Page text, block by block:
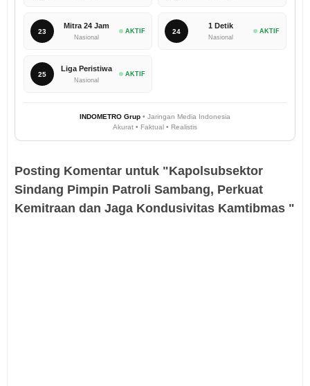
23
Mitra 24 Jam
Nasional
AKTIF 24
1 Detik
Nasional
AKTIF
25
Liga Peristiwa
Nasional
AKTIF
INDOMETRO Grup • Jaringan Media Indonesia
Akurat • Faktual • Realistis
Posting Komentar untuk "Kapolsubsektor
Sindang Pimpin Patroli Sambang, Perkuat
Kemitraan dan Jaga Kondusivitas Kamtibmas ‎"